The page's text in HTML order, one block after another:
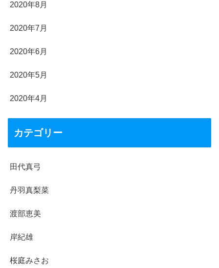
2020年8月
2020年7月
2020年6月
2020年5月
2020年4月
カテゴリー
田代真弓
丹羽真梨菜
渡部恵美
岸紀雄
桜庭みさお